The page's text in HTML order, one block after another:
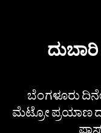
ಬೆಂಗಳೂರು
ಮೆಟ್ರೋ ಪ್ರಯಾಣ